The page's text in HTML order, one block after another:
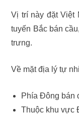
Vị trí này đặt Việt
tuyến Bắc bán
trưng.
Về mặt địa lý tự
Phía Đông bán
Thuộc khu vực